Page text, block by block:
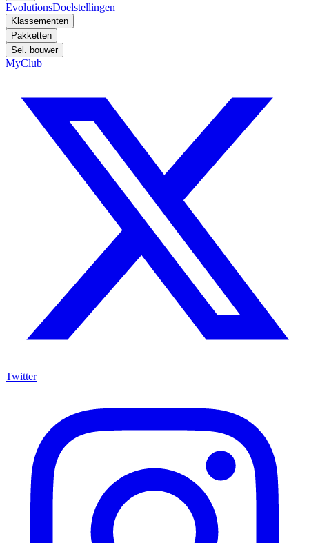
EvolutionsDoelstellingen
Klassementen
Pakketten
Sel. bouwer
MyClub
Twitter